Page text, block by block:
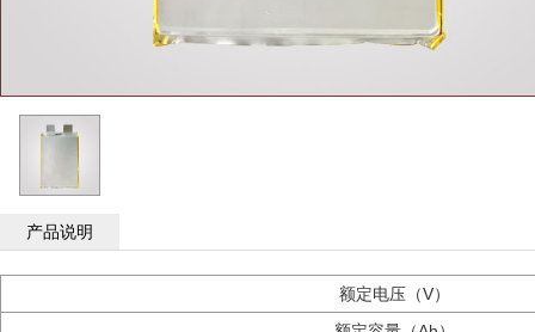
产品说明
额定电压（V）